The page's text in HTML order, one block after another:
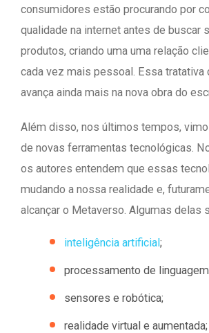
consumidores estão procurando por
qualidade na internet antes de buscar
produtos, criando uma uma relação
cada vez mais pessoal. Essa tratativa
avança ainda mais na nova obra do
Além disso, nos últimos tempos,
de novas ferramentas tecnológicas.
os autores entendem que essas
mudando a nossa realidade e,
alcançar o Metaverso. Algumas delas
inteligência artificial;
processamento de
sensores e robótica;
realidade virtual e aumentada;